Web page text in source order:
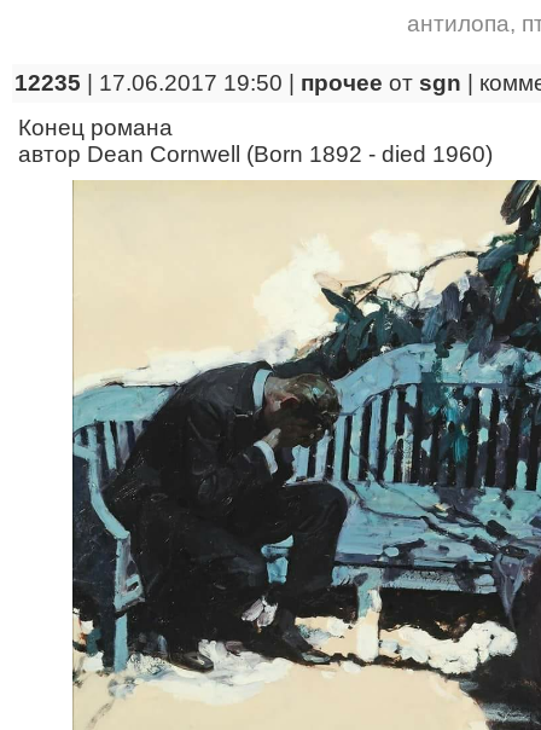
антилопа,
12235 | 17.06.2017 19:50 | прочее от sgn
Конец романа
автор Dean Cornwell (Born 1892 - died 1960)